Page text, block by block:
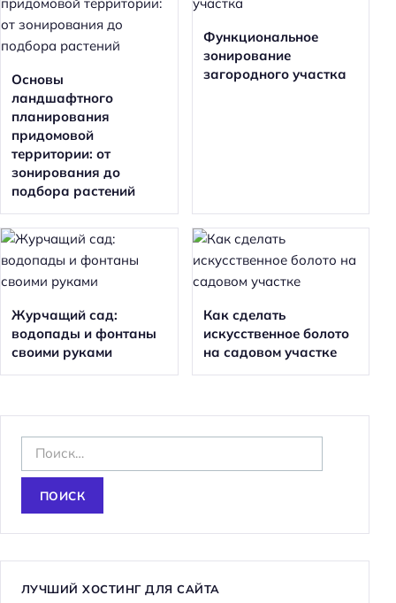
Основы
ландшафтного
планирования
придомовой
территории: от
зонирования до
подбора растений
Функциональное
зонирование
загородного участка
Журчащий сад:
водопады и фонтаны
своими руками
Как сделать
искусственное болото
на садовом участке
а
и
ЛУЧШИЙ ХОСТИНГ ДЛЯ САЙТА